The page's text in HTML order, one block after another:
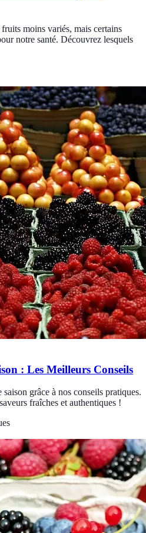
moins variés, mais certains
notre santé. Découvrez lesquels
: Les Meilleurs Conseils
grâce à nos conseils pratiques.
fraîches et authentiques !